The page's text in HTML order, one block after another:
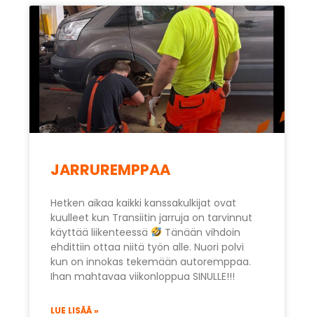
JARRUREMPPAA
Hetken aikaa kaikki kanssakulkijat ovat
kuulleet kun Transiitin jarruja on tarvinnut
käyttää liikenteessä
Tänään vihdoin
ehdittiin ottaa niitä työn alle. Nuori polvi
kun on innokas tekemään autoremppaa.
Ihan mahtavaa viikonloppua SINULLE!!!
LUE LISÄÄ »